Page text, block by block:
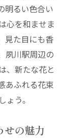
明るい色合い
心を和ませま
見た目にも香
夙川駅周辺の
、新たな花と
あふれる花束
う。
せの魅力